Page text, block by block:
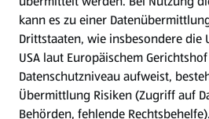
Meine Meinung. Mein HOFER.
Gutscheingroßbestellung
(öffnet in einem neuen Tab)
Folge uns hier:
kann es zu einer
Drittstaaten, wie insbesondere die
USA laut Europäischem
Datenschutzniveau aufweist,
Übermittlung Risiken (Zugriff auf
Behörden, fehlende